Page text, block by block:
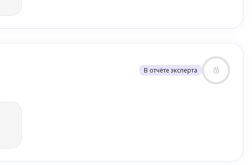
В отчёте эксперта